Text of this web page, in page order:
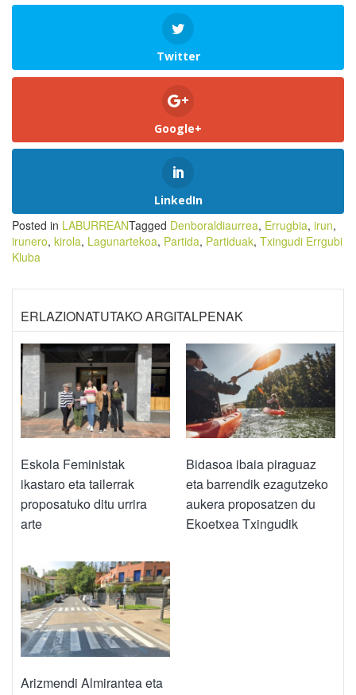
Twitter
Google+
LinkedIn
Posted in LABURREANTagged Denboraldiaurrea, Errugbia, irun,
irunero, kirola, Lagunartekoa, Partida, Partiduak, Txingudi Errgubi
Kluba
ERLAZIONATUTAKO ARGITALPENAK
Eskola Feministak
ikastaro eta tailerrak
proposatuko ditu urrira
arte
Bidasoa ibaia piraguaz
eta barrendik ezagutzeko
aukera proposatzen du
Ekoetxea Txingudik
Arizmendi Almirantea eta